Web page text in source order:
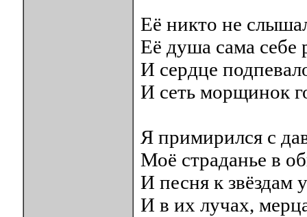
Её никто не
Её душа сама себе
И сердце
И сеть морщинок
Я примирился с
Моё страданье в
И песня к звёздам
И в их лучах,